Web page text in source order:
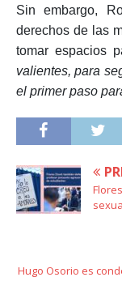
Sin embargo,
derechos de las
tomar espacios
valientes, para
el primer paso
Hugo Osorio es